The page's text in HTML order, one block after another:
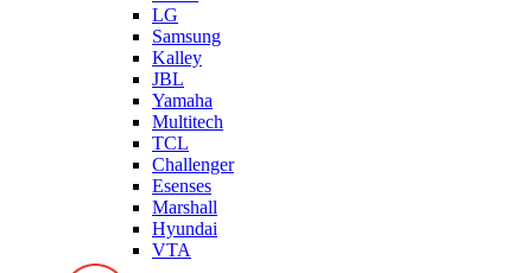
LG
Samsung
Kalley
JBL
Yamaha
Multitech
TCL
Challenger
Esenses
Marshall
Hyundai
VTA